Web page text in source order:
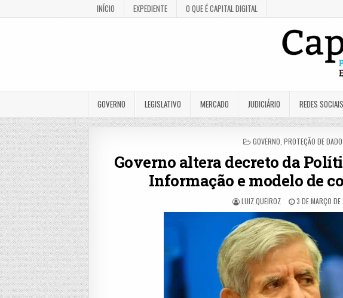
INÍCIO EXPEDIENTE O QUE É CAPITAL DIGITAL
GOVERNO LEGISLATIVO MERCADO JUDICIÁRIO REDES SOCIAIS
POSTED
GOVERNO PROTEÇÃO DE
Governo altera decreto da
Informação e modelo de
LUIZ QUEIROZ 3 DE MARÇO